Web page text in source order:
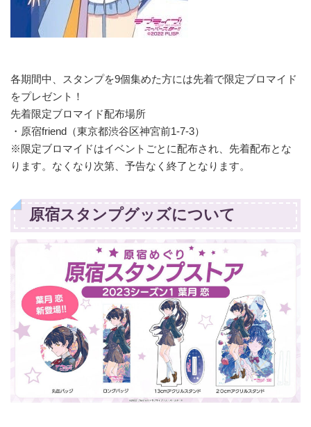
各期間中、スタンプを9個集めた方には先着で限定ブロマイド
をプレゼント！
先着限定ブロマイド配布場所
・原宿friend（東京都渋谷区神宮前1-7-3）
※限定ブロマイドはイベントごとに配布され、先着配布とな
ります。なくなり次第、予告なく終了となります。
原宿スタンプグッズについて